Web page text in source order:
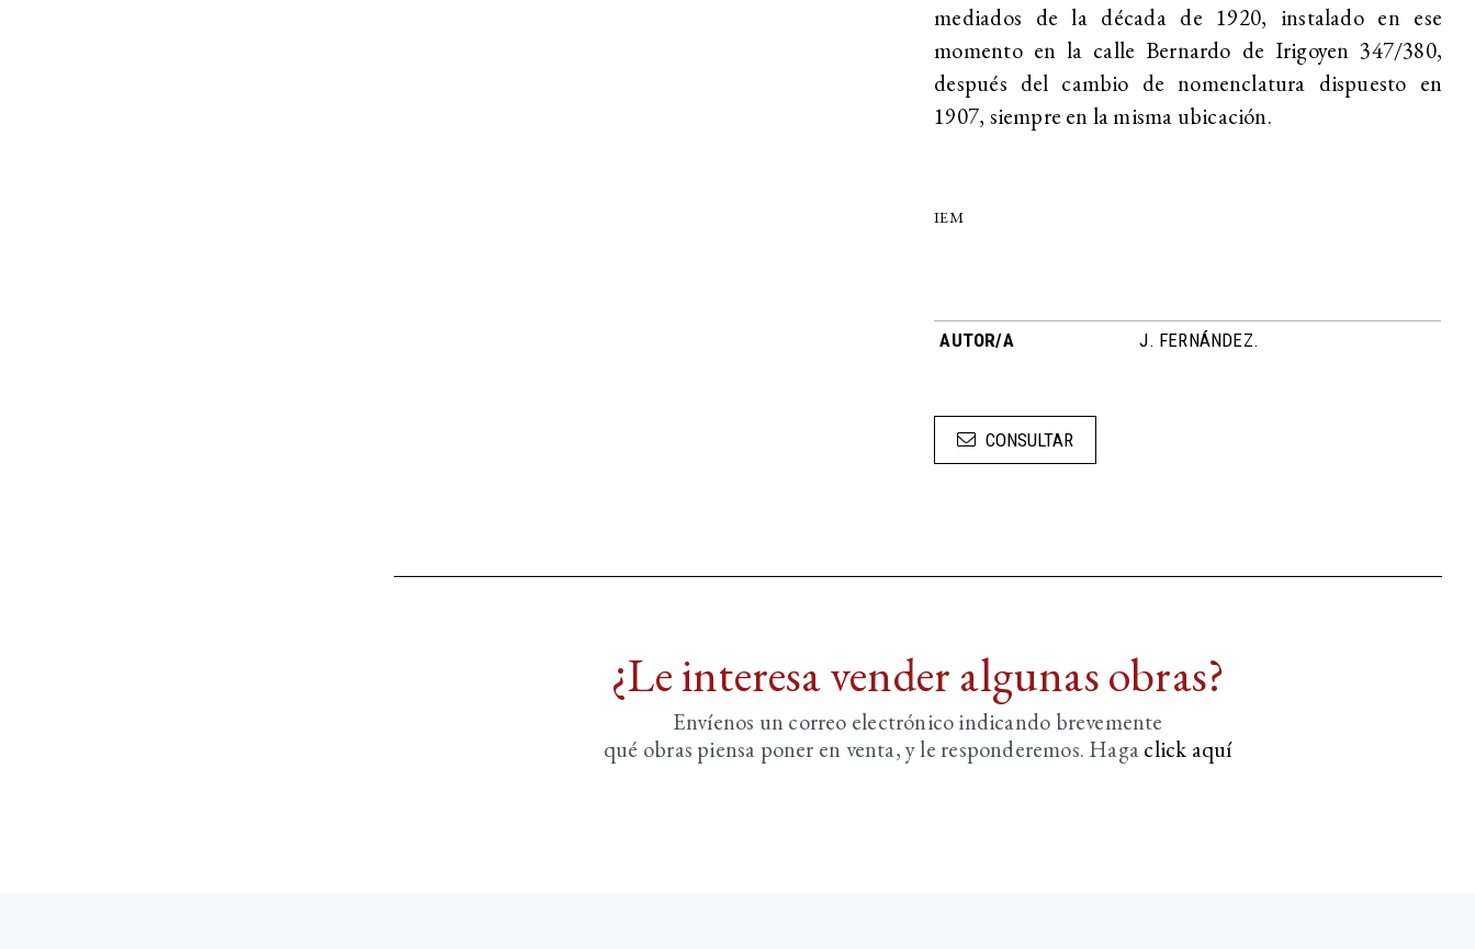
mediados de la década de 1920, instalado en ese
momento en la calle Bernardo de Irigoyen 347/380,
después del cambio de nomenclatura dispuesto en
1907, siempre en la misma ubicación.
IEM
AUTOR/A J. FERNÁNDEZ.
CONSULTAR
¿Le interesa vender algunas obras?
Envíenos un correo electrónico indicando brevemente
qué obras piensa poner en venta, y le responderemos. Hagaclick aquí­